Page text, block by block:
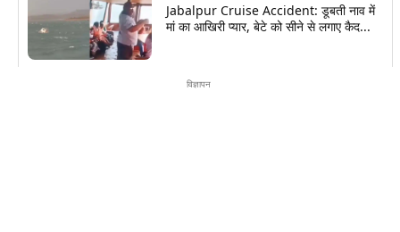
Jabalpur Cruise Accident: डूबती नाव में
मां का आखिरी प्यार, बेटे को सीने से लगाए कैद...
विज्ञापन